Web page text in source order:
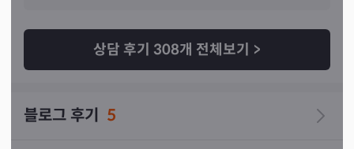
해외일정을 포기해야하나 할 정도로 걱정이 많았는데 정말
관련 법 조언도 주시고 공수도 주시고 사람으로서도 무당으
로서도 좋은 이야기, 조언 듣고 가는 것 같습니다 ~~
상담 후기 308개 전체보기 >
블로그 후기 5